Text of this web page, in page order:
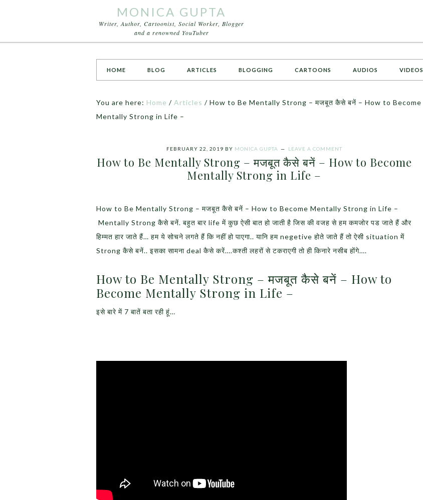
MONICA GUPTA
Writer, Author, Cartoonist, Social Worker, Blogger
and a renowned YouTuber
HOME BLOG ARTICLES BLOGGING CARTOONS AUDIOS VIDEOS
You are here: Home / Articles / How to Be Mentally Strong – मजबूत कैसे बनें – How to Become
Mentally Strong in Life –
FEBRUARY 22, 2019 BY MONICA GUPTA LEAVE A COMMENT
How to Be Mentally Strong – मजबूत कैसे बनें – How to Become
Mentally Strong in Life –
How to Be Mentally Strong – मजबूत कैसे बनें – How to Become Mentally Strong in Life –
Mentally Strong कैसे बनें. बहुत बार life में कुछ ऐसी बात हो जाती है जिस की वजह से हम कमजोर पड जाते हैं और
हिम्मत हार जाते हैं… हम ये सोचने लगते हैं कि नहीं हो पाएगा.. यानि हम negetive होते जाते हैं तो ऐसी situation में
Strong कैसे बनें.. इसका सामना deal कैसे करें….कश्‍ती लहरों से टकराएगी तो ही किनारे नसीब होंगे….
How to Be Mentally Strong – मजबूत कैसे बनें – How to
Become Mentally Strong in Life –
इसे बारे में 7 बातें बता रही हूं…